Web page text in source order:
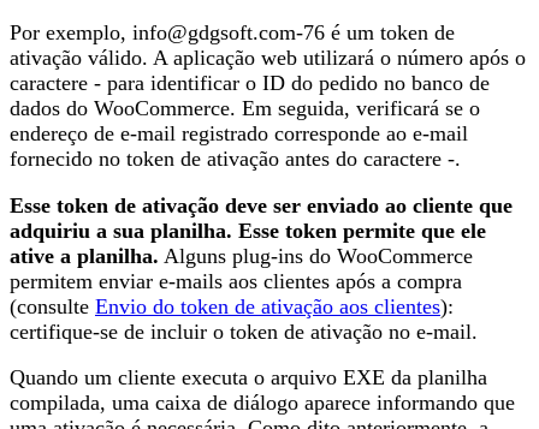
Por exemplo, info@gdgsoft.com-76 é um token de
ativação válido. A aplicação web utilizará o número após o
caractere - para identificar o ID do pedido no banco de
dados do WooCommerce. Em seguida, verificará se o
endereço de e-mail registrado corresponde ao e-mail
fornecido no token de ativação antes do caractere -.
Esse token de ativação deve ser enviado ao cliente que
adquiriu a sua planilha. Esse token permite que ele
ative a planilha. Alguns plug-ins do WooCommerce
permitem enviar e-mails aos clientes após a compra
(consulte Envio do token de ativação aos clientes):
certifique-se de incluir o token de ativação no e-mail.
Quando um cliente executa o arquivo EXE da planilha
compilada, uma caixa de diálogo aparece informando que